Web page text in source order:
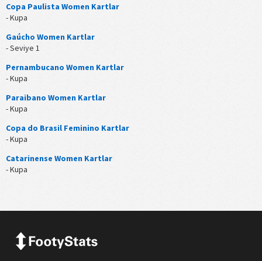
Copa Paulista Women Kartlar
- Kupa
Gaúcho Women Kartlar
- Seviye 1
Pernambucano Women Kartlar
- Kupa
Paraibano Women Kartlar
- Kupa
Copa do Brasil Feminino Kartlar
- Kupa
Catarinense Women Kartlar
- Kupa